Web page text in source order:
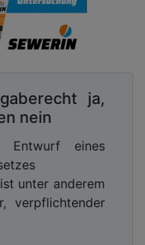
ja,
nein
Entwurf eines
unter anderem
verpflichtender